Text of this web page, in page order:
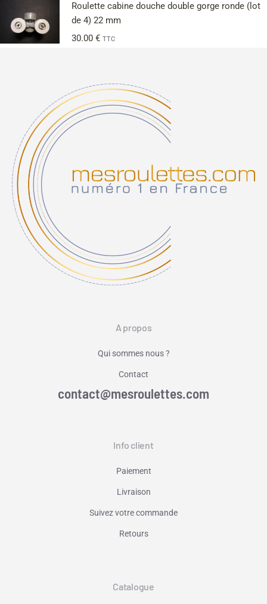
Roulette cabine douche double gorge ronde (lot
de 4) 22 mm
30.00 € TTC
A propos
Qui sommes nous ?
Contact
contact@mesroulettes.com
Info client
Paiement
Livraison
Suivez votre commande
Retours
Catalogue